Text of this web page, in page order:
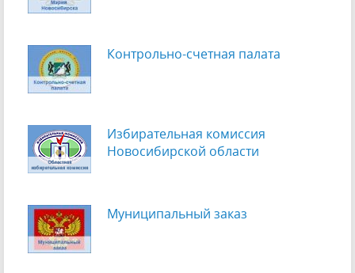
Контрольно-счетная палата
Избирательная комиссия
Новосибирской области
Муниципальный заказ